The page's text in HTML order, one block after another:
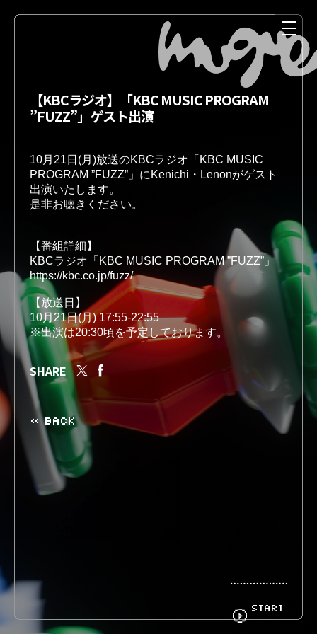
LIVE DISCOGRAPHY
BIOGRAPHY
FANCLUB
START
【KBCラジオ】「KBC MUSIC PROGRAM
”FUZZ”」ゲスト出演
10月21日(月)放送のKBCラジオ「KBC MUSIC
PROGRAM ”FUZZ”」にKenichi・Lenonがゲスト
出演いたします。
【番組詳細】
KBCラジオ「KBC MUSIC PROGRAM ”FUZZ”」
https://kbc.co.jp/fuzz/
【放送日】
10月21日(月) 17:55-22:55
※出演は20:30頃を予定しております。
SHARE
« BACK